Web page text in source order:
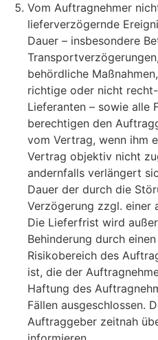
Vom Auftragnehmer
lieferverzögernde
Dauer – insbesondere
behördliche
richtige oder nicht
Lieferanten – sowie alle
berechtigen den
vom Vertrag, wenn ihm
Vertrag objektiv nicht
andernfalls verlängert
Dauer der durch die
Verzögerung zzgl. einer
Die Lieferfrist wird
Behinderung durch
Risikobereich des
ist, die der
Haftung des
Fällen ausgeschlossen.
Auftraggeber zeitnah